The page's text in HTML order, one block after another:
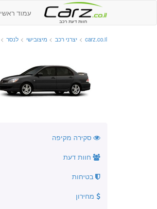
חוות דעת רכב
עמוד ראשי
carz.co.il
> יצרני רכב > מיצובישי > לנסר >
סקירה מקיפה
חוות דעת
בטיחות
מחירון